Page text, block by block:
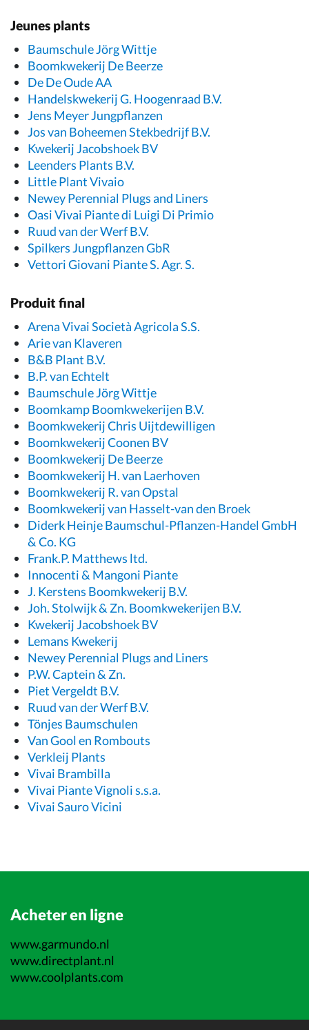
Jeunes plants
Baumschule Jörg Wittje
Boomkwekerij De Beerze
De De Oude AA
Handelskwekerij G. Hoogenraad B.V.
Jens Meyer Jungpflanzen
Jos van Boheemen Stekbedrijf B.V.
Kwekerij Jacobshoek BV
Leenders Plants B.V.
Little Plant Vivaio
Newey Perennial Plugs and Liners
Oasi Vivai Piante di Luigi Di Primio
Ruud van der Werf B.V.
Spilkers Jungpflanzen GbR
Vettori Giovani Piante S. Agr. S.
Produit final
Arena Vivai Società Agricola S.S.
Arie van Klaveren
B&B Plant B.V.
B.P. van Echtelt
Baumschule Jörg Wittje
Boomkamp Boomkwekerijen B.V.
Boomkwekerij Chris Uijtdewilligen
Boomkwekerij Coonen BV
Boomkwekerij De Beerze
Boomkwekerij H. van Laerhoven
Boomkwekerij R. van Opstal
Boomkwekerij van Hasselt-van den Broek
Diderk Heinje Baumschul-Pflanzen-Handel GmbH
& Co. KG
Frank.P. Matthews ltd.
Innocenti & Mangoni Piante
J. Kerstens Boomkwekerij B.V.
Joh. Stolwijk & Zn. Boomkwekerijen B.V.
Kwekerij Jacobshoek BV
Lemans Kwekerij
Newey Perennial Plugs and Liners
P.W. Captein & Zn.
Piet Vergeldt B.V.
Ruud van der Werf B.V.
Tönjes Baumschulen
Van Gool en Rombouts
Verkleij Plants
Vivai Brambilla
Vivai Piante Vignoli s.s.a.
Vivai Sauro Vicini
Acheter en ligne
www.garmundo.nl
www.directplant.nl
www.coolplants.com